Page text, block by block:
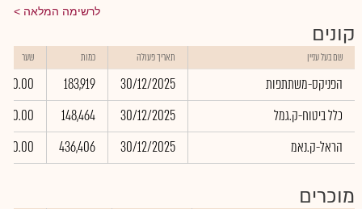
לרשימה המלאה
קונים
שם בעל עניין תאריך פעולה כמות שער
הפניקס-משתתפות 30/12/2025
183,919
0.00
כלל ביטוח-ק.גמל
30/12/2025
148,464
0.00
הראל-ק.נאמ
30/12/2025
436,406
0.00
מוכרים